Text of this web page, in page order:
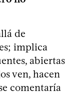
de
implica
abiertas
ven, hacen
comentaría